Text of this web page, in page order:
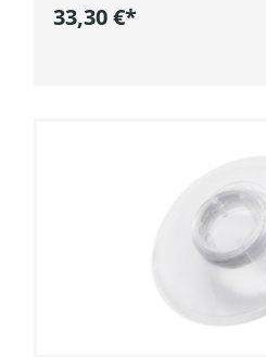
33,30 €*